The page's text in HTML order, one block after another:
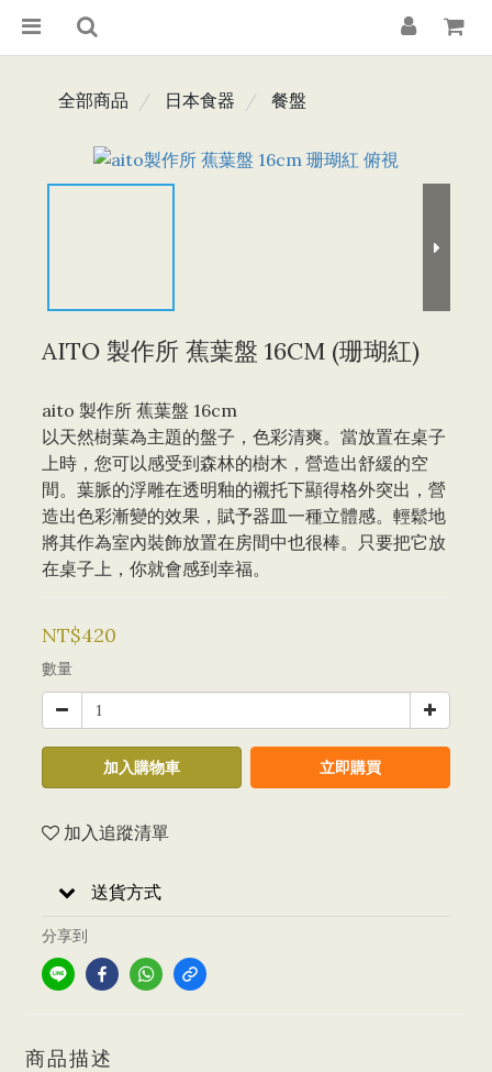
全部商品 日本食器 餐盤
AITO 製作所 蕉葉盤 16CM (珊瑚紅)
aito 製作所 蕉葉盤 16cm
以天然樹葉為主題的盤子，色彩清爽。當放置在桌子
上時，您可以感受到森林的樹木，營造出舒緩的空
間。葉脈的浮雕在透明釉的襯托下顯得格外突出，營
造出色彩漸變的效果，賦予器皿一種立體感。輕鬆地
將其作為室內裝飾放置在房間中也很棒。只要把它放
在桌子上，你就會感到幸福。
NT$420
數量
加入購物車 立即購買
加入追蹤清單
送貨方式
分享到
商品描述